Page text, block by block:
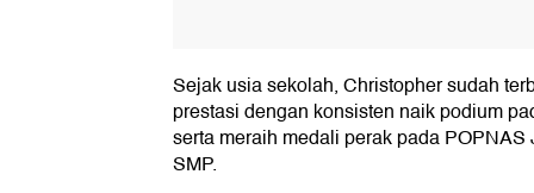
Sejak usia sekolah, Christopher sudah
prestasi dengan konsisten naik podium
serta meraih medali perak pada
SMP.